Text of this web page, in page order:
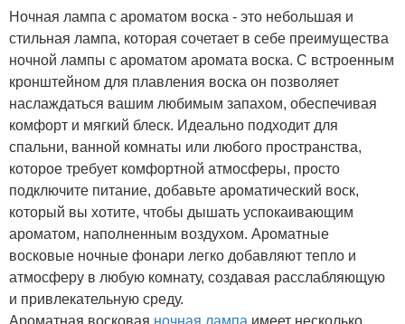
Ночная лампа с ароматом воска - это небольшая и
стильная лампа, которая сочетает в себе преимущества
ночной лампы с ароматом аромата воска. С встроенным
кронштейном для плавления воска он позволяет
наслаждаться вашим любимым запахом, обеспечивая
комфорт и мягкий блеск. Идеально подходит для
спальни, ванной комнаты или любого пространства,
которое требует комфортной атмосферы, просто
подключите питание, добавьте ароматический воск,
который вы хотите, чтобы дышать успокаивающим
ароматом, наполненным воздухом. Ароматные
восковые ночные фонари легко добавляют тепло и
атмосферу в любую комнату, создавая расслабляющую
и привлекательную среду.
Ароматная восковая ночная лампа имеет несколько